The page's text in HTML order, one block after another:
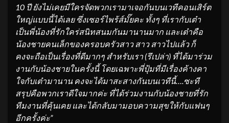
10 ปี ยังไม่เคยมีใครจัดพวกเรามาเจอกันบนเวทีคอนเสิร์ต
ใหญ่แบบนี้ได้เลย ซึ่งเซอร์ไพร้ส์มั๊ยคะ ทั้งๆ ที่เรากับเต๋า
เป็นพี่น้องที่รักใคร่สนิทสนมกันมานานมาก และเต๋าคือ
น้องชายคนเล็กของครอบครัวสาว สาว สาวไปแล้ว ก็
คงจะถือเป็นเรื่องที่ดีมากๆ สำหรับเรา (รึเปล่า) ที่ได้มาร่วม
งานกับน้องชายในครั้งนี้ โดยเฉพาะพี่ปุ้มที่มีเรื่องค้างคา
ใจกับเต๋ามานาน คงจะได้มาสะสางกันบนเวทีนี้….
ซะที
สรุปคือพวกเราดีใจมากค่ะ ที่ได้ร่วมงานกับน้องชายที่รัก
ทีมงานที่คุ้นเคย และได้กลับมามอบความสุขให้กับแฟนๆ
อีกครั้งค่ะ”